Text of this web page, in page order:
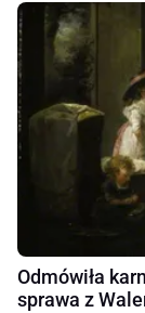
Odmówiła
sprawa z